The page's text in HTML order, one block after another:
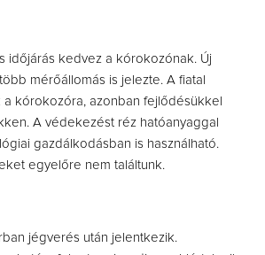
időjárás kedvez a kórokozónak. Új
mérőállomás is jelezte. A fiatal
kórokozóra, azonban fejlődésükkel
A védekezést réz hatóanyaggal
gazdálkodásban is használható.
egyelőre nem találtunk.
jégverés után jelentkezik.